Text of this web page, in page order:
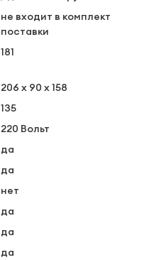
не входит в комплект
поставки
181
206 x 90 x 158
135
220 Вольт
да
да
нет
да
да
да